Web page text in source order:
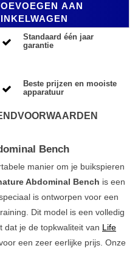
AAN
Standaard één jaar
garantie
Beste prijzen en mooiste
apparatuur
Bench
manier om je buikspieren
Abdominal Bench is een
is ontworpen voor een
Dit model is een volledig
dat je de topkwaliteit van Life
een zeer eerlijke prijs. Onze